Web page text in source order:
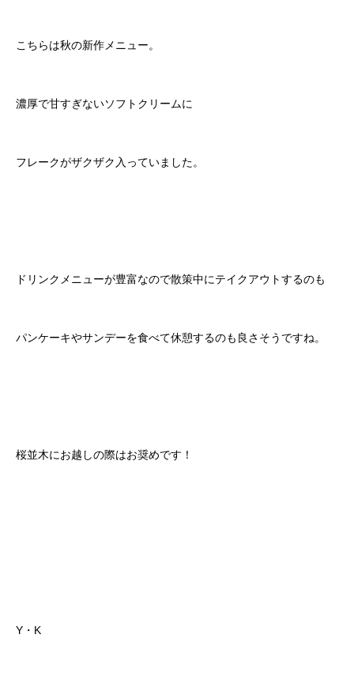
こちらは秋の新作メニュー。
濃厚で甘すぎないソフトクリームに
フレークがザクザク入っていました。
ドリンクメニューが豊富なので散策中にテイクアウトするのも
パンケーキやサンデーを食べて休憩するのも良さそうですね。
桜並木にお越しの際はお奨めです！
Y・K